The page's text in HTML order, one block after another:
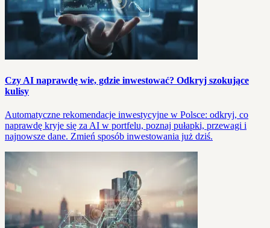
Czy AI naprawdę wie, gdzie inwestować? Odkryj szokujące
kulisy
Automatyczne rekomendacje inwestycyjne w Polsce: odkryj, co
naprawdę kryje się za AI w portfelu, poznaj pułapki, przewagi i
najnowsze dane. Zmień sposób inwestowania już dziś.